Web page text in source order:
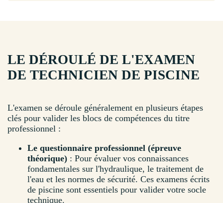
LE DÉROULÉ DE L'EXAMEN
DE TECHNICIEN DE PISCINE
L'examen se déroule généralement en plusieurs étapes
clés pour valider les blocs de compétences du titre
professionnel :
Le questionnaire professionnel (épreuve
théorique) : Pour évaluer vos connaissances
fondamentales sur l'hydraulique, le traitement de
l'eau et les normes de sécurité. Ces examens écrits
de piscine sont essentiels pour valider votre socle
technique.